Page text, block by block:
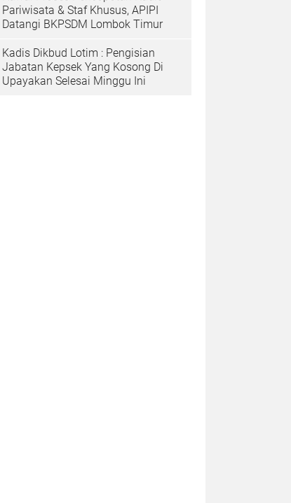
Pariwisata & Staf Khusus, APIPI
Datangi BKPSDM Lombok Timur
Kadis Dikbud Lotim : Pengisian
Jabatan Kepsek Yang Kosong Di
Upayakan Selesai Minggu Ini